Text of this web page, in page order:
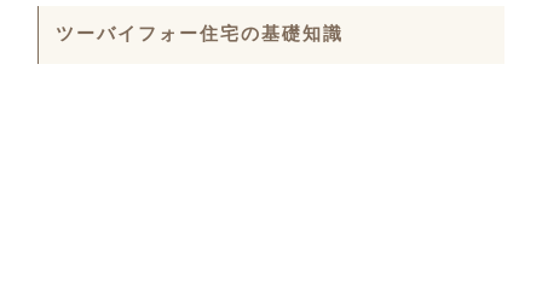
ツーバイフォー住宅の基礎知識